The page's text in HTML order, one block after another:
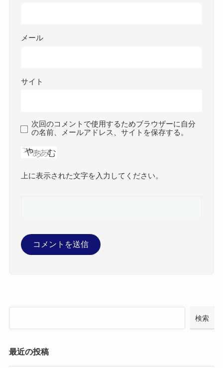
メール
サイト
次回のコメントで使用するためブラウザーに自分
の名前、メールアドレス、サイトを保存する。
上に表示された文字を入力してください。
検索
最近の投稿